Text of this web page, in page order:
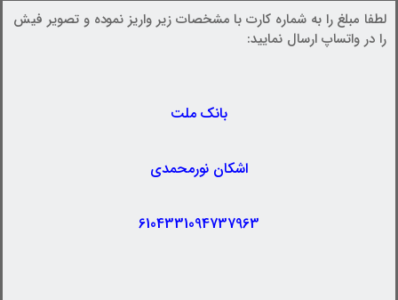
لطفا مبلغ را به شماره کارت با مشخصات زیر واریز نموده و تصویر فیش
را در واتساپ ارسال نمایید:
بانک ملت
اشکان نورمحمدی
6104331094737963